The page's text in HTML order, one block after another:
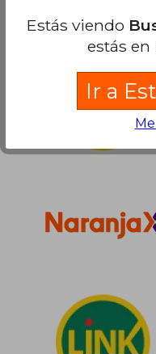
Estás viendo
estás en
Ir a